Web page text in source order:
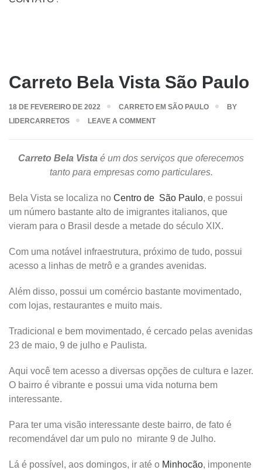
Carreto Bela Vista São Paulo
18 DE FEVEREIRO DE 2022 CARRETO EM SÃO PAULO
BY
LIDERCARRETOS
LEAVE A COMMENT
Carreto Bela Vista é um dos serviços que oferecemos
tanto para empresas como particulares.
Bela Vista se localiza no Centro de São Paulo, e possui
um número bastante alto de imigrantes italianos, que
vieram para o Brasil desde a metade do século XIX.
Com uma notável infraestrutura, próximo de tudo, possui
acesso a linhas de metrô e a grandes avenidas.
Além disso, possui um comércio bastante movimentado,
com lojas, restaurantes e muito mais.
Tradicional e bem movimentado, é cercado pelas avenidas
23 de maio, 9 de julho e Paulista.
Aqui você tem acesso a diversas opções de cultura e lazer.
O bairro é vibrante e possui uma vida noturna bem
interessante.
Para ter uma visão interessante deste bairro, de fato é
recomendável dar um pulo no mirante 9 de Julho.
Lá é possível, aos domingos, ir até o Minhocão, imponente